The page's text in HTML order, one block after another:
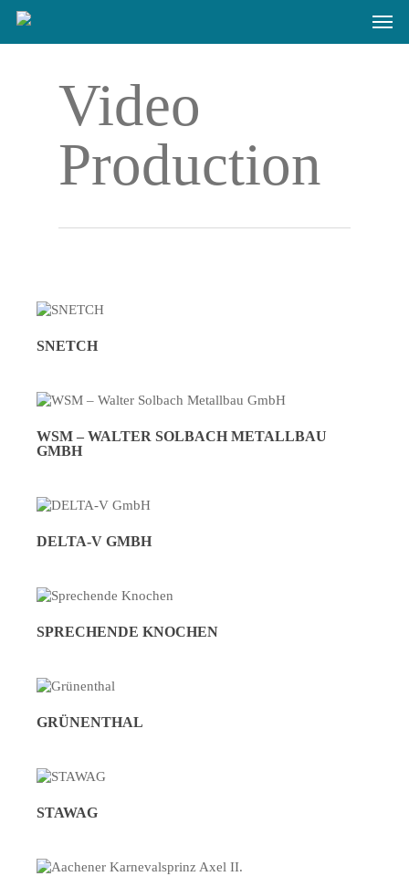
Menu
Video
Production
SNETCH
WSM – WALTER SOLBACH METALLBAU
GMBH
DELTA-V GMBH
SPRECHENDE KNOCHEN
GRÜNENTHAL
STAWAG